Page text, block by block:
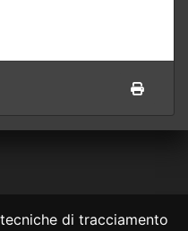
di tracciamento